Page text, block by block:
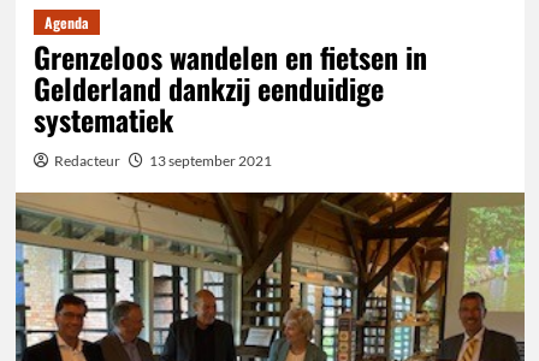
Agenda
Grenzeloos wandelen en fietsen in
Gelderland dankzij eenduidige
systematiek
Redacteur 13 september 2021